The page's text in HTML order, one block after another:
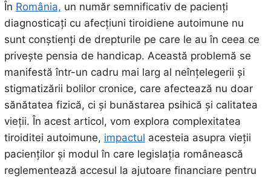
În România, un număr semnificativ de pacienți
diagnosticați cu afecțiuni tiroidiene autoimune nu
sunt conștienți de drepturile pe care le au în ceea ce
privește pensia de handicap. Această problemă se
manifestă într-un cadru mai larg al neînțelegerii și
stigmatizării bolilor cronice, care afectează nu doar
sănătatea fizică, ci și bunăstarea psihică și calitatea
vieții. În acest articol, vom explora complexitatea
tiroiditei autoimune, impactul acesteia asupra vieții
pacienților și modul în care legislația românească
reglementează accesul la ajutoare financiare pentru